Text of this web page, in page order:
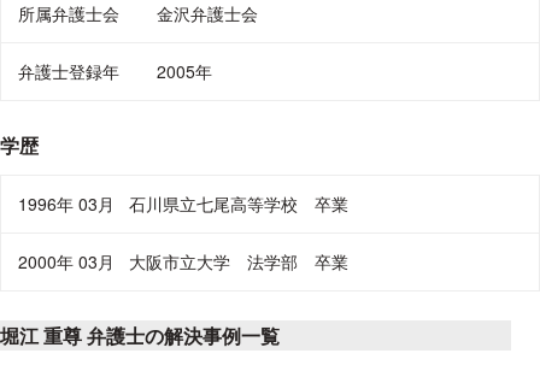
所属弁護士会 金沢弁護士会
弁護士登録年 2005年
学歴
1996年 03月 石川県立七尾高等学校 卒業
2000年 03月 大阪市立大学 法学部 卒業
堀江 重尊 弁護士の解決事例一覧